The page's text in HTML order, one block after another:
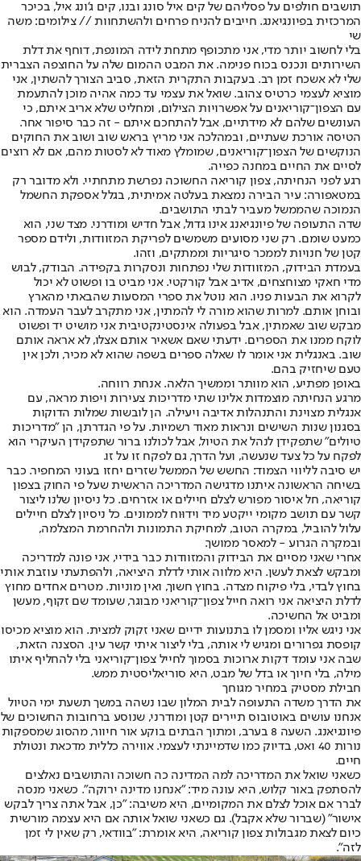
תושבים חולפים על פסליהם של קים איל סונג ובנו, קים ג'ונג איל, בכיכר
המרכזית בפיונגיאנג. חייבים להניח פרחים ולהשתחוות // צילומים: משה
שי
בלי לחשוב יותר מדי, אני מתכופף מתחת לידה המונפת, דוחף את דלת
השירותים ונכנס בכוח פנימה. את המבט ההמום שלה על החוצפה הצברית
שלי לא אשכח זמן רב. בעקבות התקרית הזאת, סביב הצורך להשתין, אני
מוציא לעצמי כרטיס צהוב. שואל את עצמי עד כמה אהיה מוכן להתעמת
עם הצפון־קוריאנים על אפשרויות הצילום, ומחליט שלא אריב איתם, כי
העונשים שלהם לא מידתיים, אבל להתחכם איתם - זה כבר סיפור אחר.
הטיסה אורכת שעתיים, ובמהלכה אני מריץ בראש שוב ושוב את החוקים
הנוקשים של הצפון־קוריאנים, שמומלץ מאוד לא לסטות מהם, אם לא רוצים
לסיים את החיים במחנה כפייה.
רגע לפני הנחיתה, צפון קוריאה החשוכה נפרשת מתחתיי. ולא מדובר רק
במטאפורה: עיר הבירה נמצאת בעלטה אמיתית, בגלל אספקת החשמל
הנמוכה שהממשל מעביר לבתי התושבים.
שדה התעופה של פיונגיאנג אינו גדול, אבל חדיש ומודרני. מצד שני, הוא
כמעט שומם. רק שני מסועים משמשים לפריקת המזוודות, ולידם מספר
קטן של חנויות לממכר סיגריות וממתקים, וזהו.
בעמדת הבידוק, המזוודות שלי נפתחות ונסקרות בקפידה. הבודק, לבוש
מדי חאקי מצוחצחים, אדיב אבל קורקטי. אני מביט בו ופשוט לא יכול
לקרוא את הבעות פניו. הוא נוטל את ספרי המסעות שהבאתי מהארץ
ובוחן אותם. למרות שהוא מורה לי להמתין, אני מתקרב לעבר העמדה. הוא
מבקש שוב שאמתין, אבל בפעולה אינסטינקטיבית אני מושיט יד ופשוט
לוקח ממנו את הספרים. ידעתי שאם אשאיר אותם אצלו, לא אראה אותם
שוב. באנגלית אני אומר לו שאלה ספרים בשפה שהוא לא מכיר, ולכן אין
טעם שיחזיק בהם.
באופן מפתיע, הוא מוותר וממשיך הלאה. אנחת רווחה.
מרגע הנחיתה מוצמדות אלינו שתי מדריכות צעירות ויפות מראה, עם
אנגלית מצוינת והתנהלות אדיבה ויעילה. הן לובשות שמלות הדוקות
בסגנון שנות השישים ונראות מאוד רשמיות. על פי הגדרתן, הן "מדריכות
טיולים" שתפקידן לנהל את הטיול, אבל לכולנו ברור שתפקידן העיקרי הוא
לפקח על כל צעד שנעשה, ועל הדרך, גם לפקח זו על זו.
יש סיבה לליווי הצמוד: החשש של הממשל שזרים יחזו בעוני המחפיר. כבר
בשיחה הראשונה איתנו מדגישה המדריכה הראשית שעל פי החוק בצפון
קוריאה, חל איסור מפורש לצלם חיילים או אזרחים. כל ניסיון שלנו ליצור
קשר עם תושב מקומי ייקטע מיד וידוּוח לממונים. כל ניסיון לצלם חיילים
עלול להוביל, במקרה הטוב, למחיקת התמונות ולהחרמת המצלמה,
ובמקרה הגרוע - למאסר ממושך.
אחרי שאני מסיים את הבידוק והמזוודות כבר בידיי, אני פונה למדריכה
ומבקש לצאת לעשן. היא מלווה אותי לדלת היציאה, ולהפתעתי עוזבת אותי
בחוץ לבדי, בלי פיקוח מצדה. בחוץ חשוך, ואין מוניות. מטרים אחדים מחוץ
לדלת היציאה אני רואה חייל צפון־קוריאני מבוגר, שעומד שם זקוף, מעשן
ומביט אל החשיכה.
אני ניגש אליו ומסמן לו בתנועות ידיים שאני זקוק למצית. הוא מוציא מכיסו
קופסת גפרורים ומגיש לי אותה, בלי ליצור איתי קשר עין. הסצנה הזאת,
שבה אני עומד דקות ארוכות בסמוך לחייל צפון־קוריאני בלי להחליף איתו
מילה, בלי חיוך או בדל של מבט, היא סוריאליסטית ממש.
חבילת מסטיק במחיר מגוחך
את הדרך משדה התעופה לבית המלון שבו נשהה במשך תשעת ימי הטיול
אנחנו עושים באוטובוס תיירים קטן ומודרני, שנוסע ברחובות החשוכים של
פיונגיאנג. השעה 8 בערב, ומתוך הבתים בוקע אור חיוור, מהסוג שמספקות
נורות 40 ואט, בדיוק כמו שדמיינתי לעצמי. אווירה כללית מדכאת ונטולת
חיים.
כשאני שואל את המדריכה למה המדינה כה חשוכה והתושבים נאלצים
להסתפק באור קלוש, היא עונה מיד: "אנחנו מדינה ירוקה". כשאני מנסה
לברר אם אוכל לצלם את המקומיים, היא משיבה: "כן, אבל אתה צריך לבקש
אישור" (שברור שלא אקבל). גם כשאני שואל אותה אם היא עצמה מורשית
כיום לצאת מגבולות צפון קוריאה, היא אומרת: "בוודאי, רק שאין לי זמן
לזה".